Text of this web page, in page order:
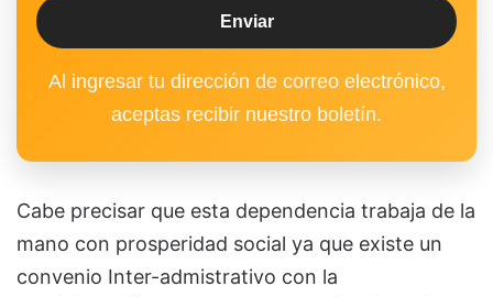
Al ingresar tu dirección de correo electrónico,
aceptas recibir nuestro boletín.
Cabe precisar que esta dependencia trabaja de la
mano con prosperidad social ya que existe un
convenio Inter-admistrativo con la